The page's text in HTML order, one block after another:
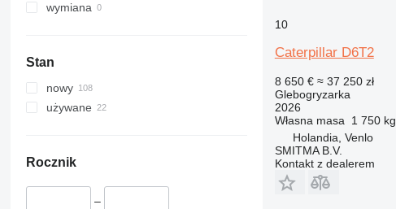
wymiana
Stan
nowy
używane
Rocznik
–
10
Caterpillar D6T2
8 650 € ≈ 37 250 zł
Glebogryzarka
2026
Własna masa
1 750 kg
Holandia, Venlo
SMITMA B.V.
Kontakt z dealerem